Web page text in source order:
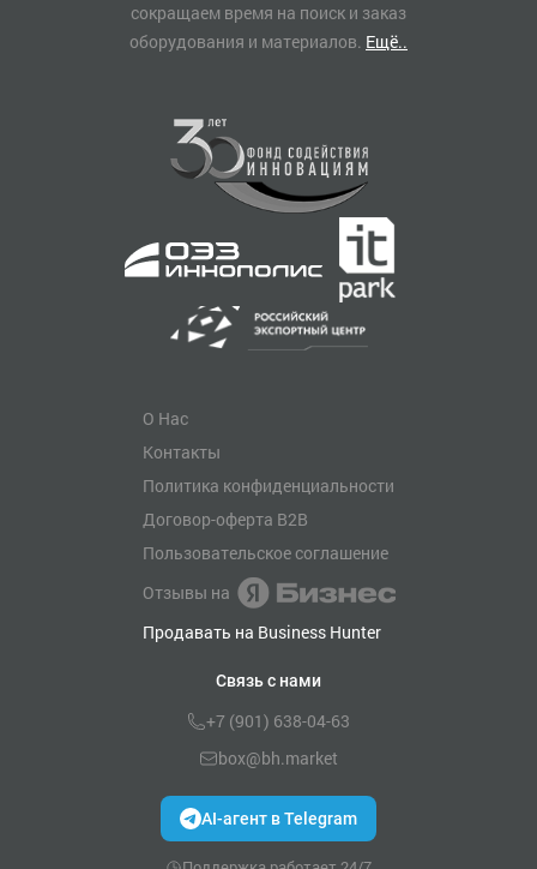
сокращаем время на поиск и заказ
оборудования и материалов. Ещё..
О Нас
Контакты
Политика конфиденциальности
Договор-оферта B2B
Пользовательское соглашение
Отзывы на
Продавать на Business Hunter
Связь с нами
+7 (901) 638-04-63
box@bh.market
AI-агент в Telegram